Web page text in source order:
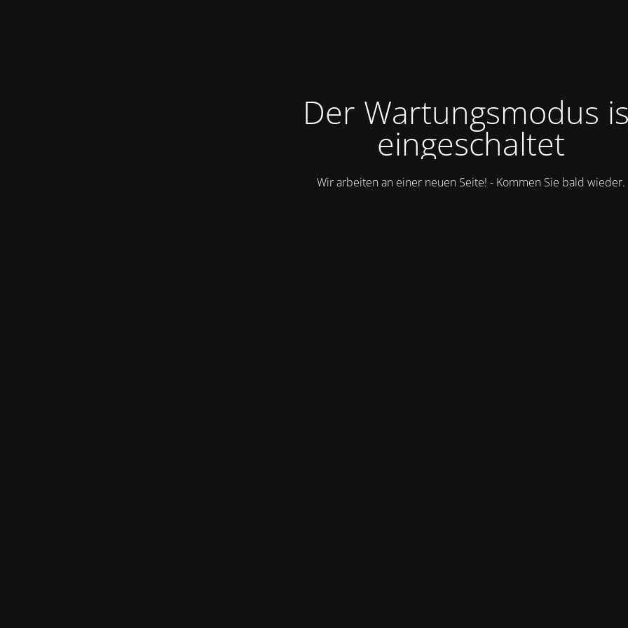
Der Wartungsmodus
eingeschaltet
Wir arbeiten an einer neuen Seite! - Kommen Sie bald wieder.